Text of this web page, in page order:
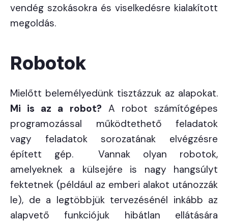
vendég szokásokra és viselkedésre kialakított
megoldás.
Robotok
Mielőtt belemélyedünk tisztázzuk az alapokat.
Mi is az a robot? A robot számítógépes
programozással működtethető feladatok
vagy feladatok sorozatának elvégzésre
épített gép. Vannak olyan robotok,
amelyeknek a külsejére is nagy hangsúlyt
fektetnek (például az emberi alakot utánozzák
le), de a legtöbbjük tervezésénél inkább az
alapvető funkciójuk hibátlan ellátására